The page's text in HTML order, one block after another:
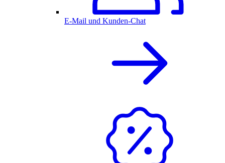
E-Mail und Kunden-Chat